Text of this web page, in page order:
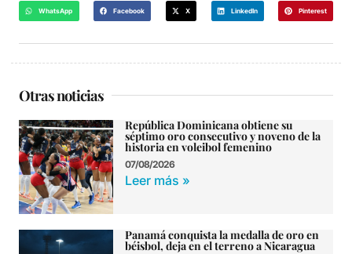
WhatsApp Facebook X LinkedIn Pinterest
Otras noticias
República Dominicana obtiene su
séptimo oro consecutivo y noveno de la
historia en voleibol femenino
07/08/2026
Leer más »
Panamá conquista la medalla de oro en
béisbol, deja en el terreno a Nicaragua